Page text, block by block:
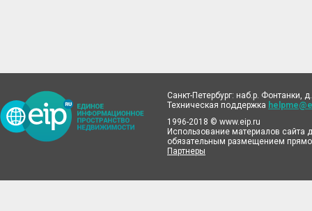
Санкт-Петербург: наб.р. Фонтанки,
Техническая поддержка
1996-2018 © www.eip.ru
Использование материалов сайта
обязательным размещением
Партнеры